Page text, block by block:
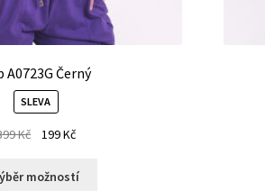
A0723G Černý
SLEVA
Kč 199Kč
možností